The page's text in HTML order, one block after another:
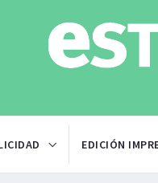
EDICIÓN